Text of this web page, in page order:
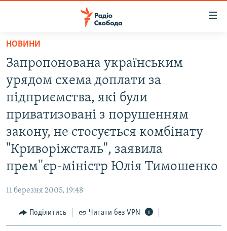
Перейти
основного
матеріалу
Перейти
до
основної
навігації
Перейти
пошуку
ВСЕ ЗА ДОБУ
СТАТТІ
СУСПІЛЬСТВО
КУЛЬТУРА
СВІТ
РОСІЙСЬКА «ФІЛЬТРАЦІЯ»
ДОНБАС.РЕАЛІЇ
КРИМ.РЕАЛІЇ
ПРИАЗОВ’Я
НОВИНИ
Запропонована украïнським
урядом схема доплати за
пiдприємства, які були
приватизованi з порушенням
закону, не стосується комбiнату
"Криворiжсталь", заявила
прем''єр-мiнiстр Юлiя Тимошенко
11 березня 2005, 19:48
Поділитись Читати без VPN